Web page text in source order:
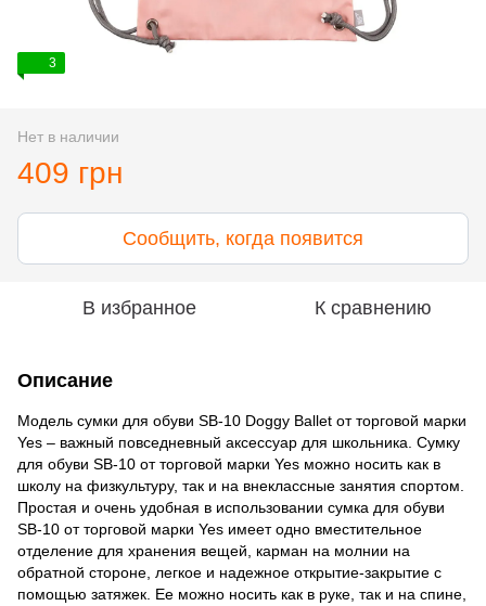
3
Нет в наличии
409 грн
Сообщить, когда появится
В избранное К сравнению
Описание
Модель сумки для обуви SB-10 Doggy Ballet от торговой марки
Yes – важный повседневный аксессуар для школьника. Сумку
для обуви SB-10 от торговой марки Yes можно носить как в
школу на физкультуру, так и на внеклассные занятия спортом.
Простая и очень удобная в использовании сумка для обуви
SB-10 от торговой марки Yes имеет одно вместительное
отделение для хранения вещей, карман на молнии на
обратной стороне, легкое и надежное открытие-закрытие с
помощью затяжек. Ее можно носить как в руке, так и на спине,